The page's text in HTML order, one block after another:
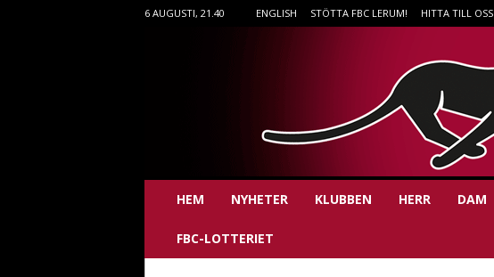
6 AUGUSTI, 21.40 ENGLISH STÖTTA FBC LERUM! HITTA TILL OSS
F
e
HEM NYHETER KLUBBEN HERR DAM
FBC-LOTTERIET